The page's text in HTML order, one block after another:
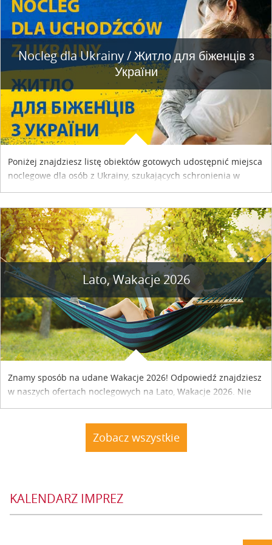
Nocleg dla Ukrainy / Житло для бiженцiв з
України
Poniżej znajdziesz listę obiektów gotowych udostępnić miejsca
noclegowe dla osób z Ukrainy, szukających schronienia w
Lato, Wakacje 2026
Znamy sposób na udane Wakacje 2026! Odpowiedź znajdziesz
w naszych ofertach noclegowych na Lato, Wakacje 2026. Nie
zwlekaj atrakcyjne noclegi czekają...
Zobacz wszystkie
KALENDARZ IMPREZ